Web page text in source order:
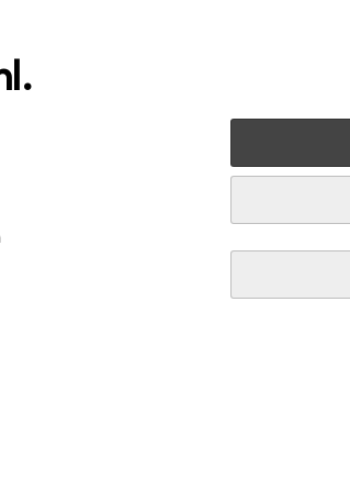
Optischer
700MB 52x SP
CD-R 80Min
Philips 1x25 CD-R 80Min 700MB 52x SP